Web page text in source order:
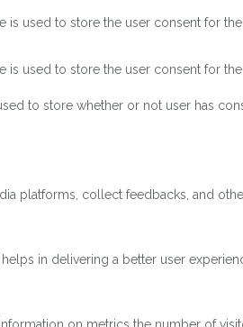
used to store the user consent for
used to store the user consent for
to store whether or not user has
platforms, collect feedbacks, and
in delivering a better user